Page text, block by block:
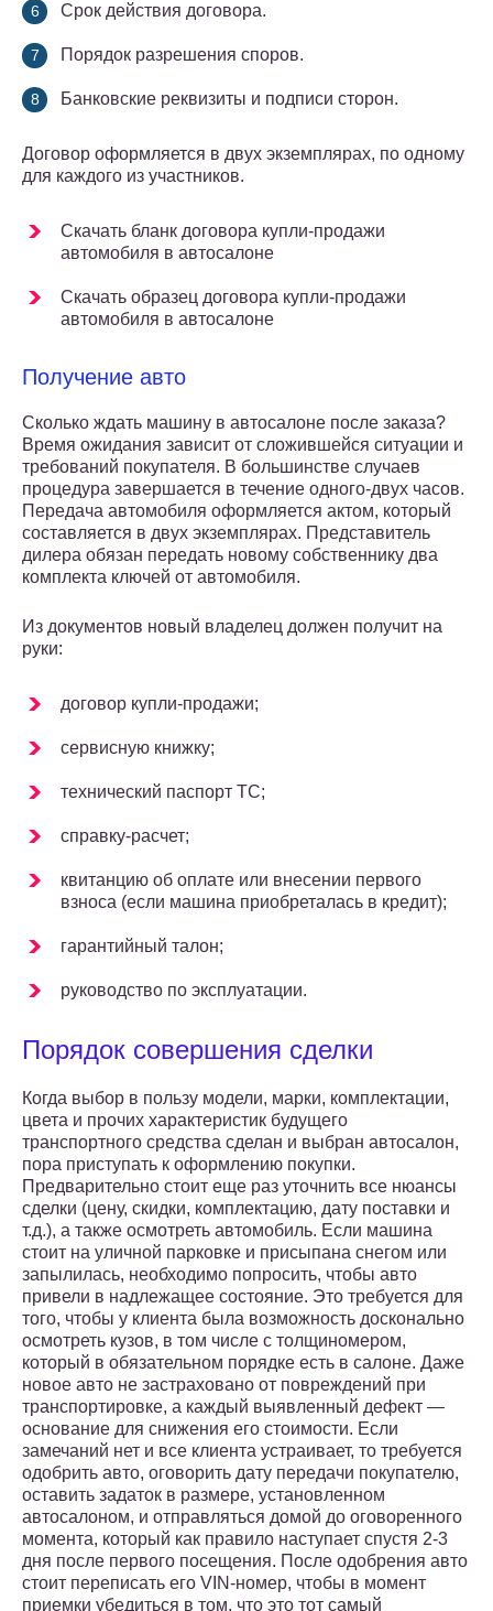
Срок действия договора.
Порядок разрешения споров.
Банковские реквизиты и подписи сторон.
Договор оформляется в двух экземплярах, по одному
для каждого из участников.
Скачать бланк договора купли-продажи
автомобиля в автосалоне
Скачать образец договора купли-продажи
автомобиля в автосалоне
Получение авто
Сколько ждать машину в автосалоне после заказа?
Время ожидания зависит от сложившейся ситуации и
требований покупателя. В большинстве случаев
процедура завершается в течение одного-двух часов.
Передача автомобиля оформляется актом, который
составляется в двух экземплярах. Представитель
дилера обязан передать новому собственнику два
комплекта ключей от автомобиля.
Из документов новый владелец должен получит на
руки:
договор купли-продажи;
сервисную книжку;
технический паспорт ТС;
справку-расчет;
квитанцию об оплате или внесении первого
взноса (если машина приобреталась в кредит);
гарантийный талон;
руководство по эксплуатации.
Порядок совершения сделки
Когда выбор в пользу модели, марки, комплектации,
цвета и прочих характеристик будущего
транспортного средства сделан и выбран автосалон,
пора приступать к оформлению покупки.
Предварительно стоит еще раз уточнить все нюансы
сделки (цену, скидки, комплектацию, дату поставки и
т.д.), а также осмотреть автомобиль. Если машина
стоит на уличной парковке и присыпана снегом или
запылилась, необходимо попросить, чтобы авто
привели в надлежащее состояние. Это требуется для
того, чтобы у клиента была возможность досконально
осмотреть кузов, в том числе с толщиномером,
который в обязательном порядке есть в салоне. Даже
новое авто не застраховано от повреждений при
транспортировке, а каждый выявленный дефект —
основание для снижения его стоимости. Если
замечаний нет и все клиента устраивает, то требуется
одобрить авто, оговорить дату передачи покупателю,
оставить задаток в размере, установленном
автосалоном, и отправляться домой до оговоренного
момента, который как правило наступает спустя 2-3
дня после первого посещения. После одобрения авто
стоит переписать его VIN-номер, чтобы в момент
приемки убедиться в том, что это тот самый